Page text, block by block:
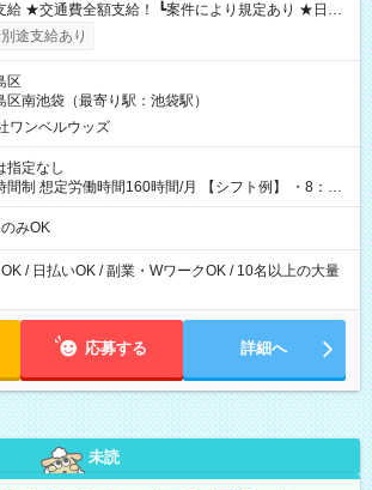
定あり ★日払
規定あり） ┗働いたその日に現金GET♪ お仕事後はコ
ら 日払い分を引き落とせます！ 【試用期間】試
途支給あり
区
区南池袋（最寄り駅：池袋駅）
ワンベルウッズ
指定なし
定労働時間160時間/月 【シフト例】 ・8：00
みOK
/ 日払いOK / 副業・WワークOK / 10名以上の大量
応募する 詳細へ
未読